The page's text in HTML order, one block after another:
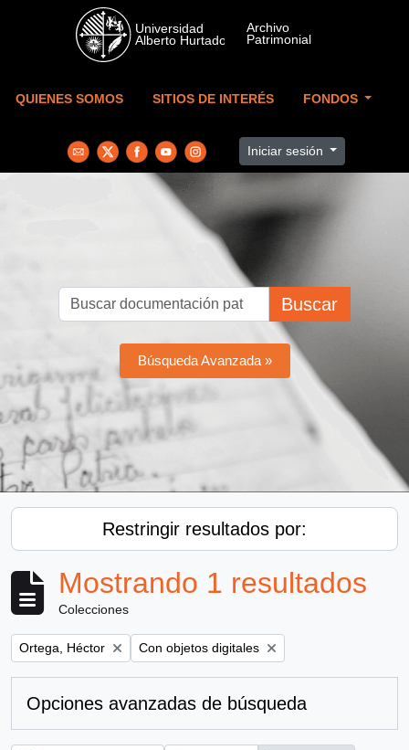
Skip to main content
QUIENES SOMOS SITIOS DE INTERÉS FONDOS
Iniciar sesión
Buscar
Búsqueda Avanzada »
Restringir resultados por:
Mostrando 1 resultados
Colecciones
Remove filter:
Ortega, Héctor Remove filter:
Con objetos digitales
Opciones avanzadas de búsqueda